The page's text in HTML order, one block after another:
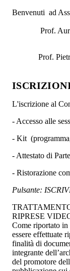
Benvenuti ad
Prof. Auro
Prof. Pietro
L'iscrizione al
- Accesso alle
- Kit
- Attestato di
- Ristorazione
Pulsante:
RIPRESE
Come riportato
essere effettuate
finalità di
integrante
del promotore